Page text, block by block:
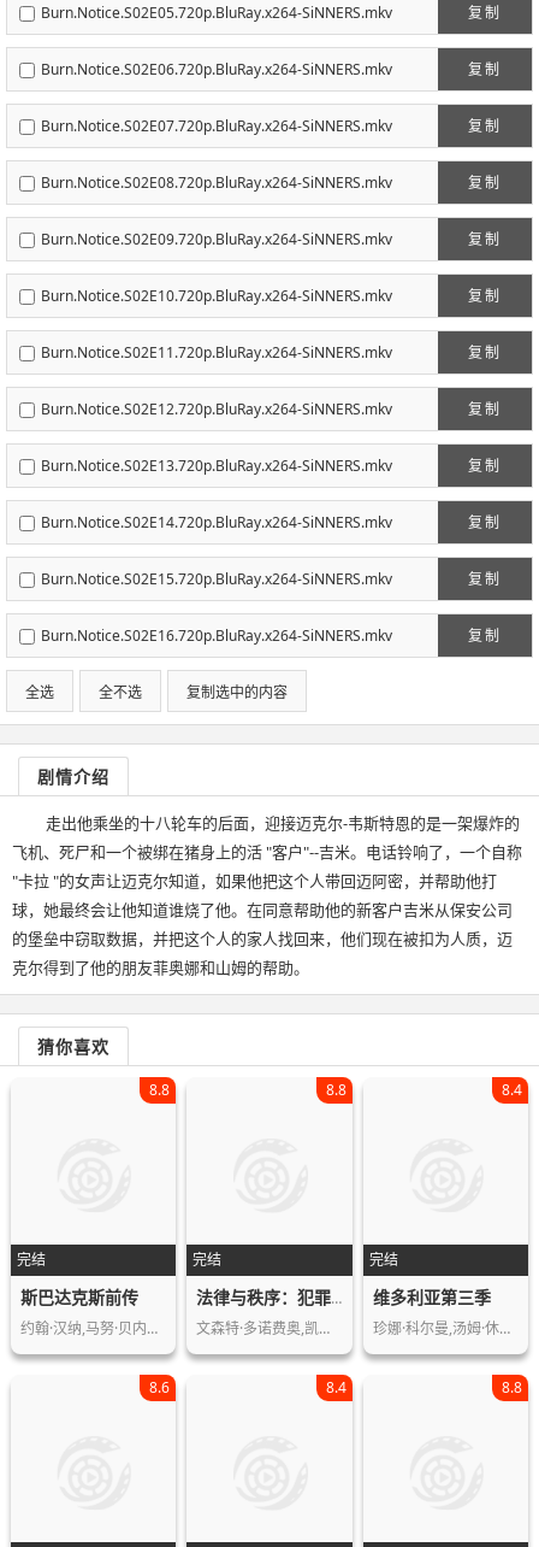
复制
Burn.Notice.S02E05.720p.BluRay.x264-SiNNERS.mkv
复制
Burn.Notice.S02E06.720p.BluRay.x264-SiNNERS.mkv
复制
Burn.Notice.S02E07.720p.BluRay.x264-SiNNERS.mkv
复制
Burn.Notice.S02E08.720p.BluRay.x264-SiNNERS.mkv
复制
Burn.Notice.S02E09.720p.BluRay.x264-SiNNERS.mkv
复制
Burn.Notice.S02E10.720p.BluRay.x264-SiNNERS.mkv
复制
Burn.Notice.S02E11.720p.BluRay.x264-SiNNERS.mkv
复制
Burn.Notice.S02E12.720p.BluRay.x264-SiNNERS.mkv
复制
Burn.Notice.S02E13.720p.BluRay.x264-SiNNERS.mkv
复制
Burn.Notice.S02E14.720p.BluRay.x264-SiNNERS.mkv
复制
Burn.Notice.S02E15.720p.BluRay.x264-SiNNERS.mkv
复制
Burn.Notice.S02E16.720p.BluRay.x264-SiNNERS.mkv
全选 全不选 复制选中的内容
剧情介绍
走出他乘坐的十八轮车的后面，迎接迈克尔-韦斯特恩的是一架爆炸的
飞机、死尸和一个被绑在猪身上的活 "客户"--吉米。电话铃响了，一个自称
"卡拉 "的女声让迈克尔知道，如果他把这个人带回迈阿密，并帮助他打
球，她最终会让他知道谁烧了他。在同意帮助他的新客户吉米从保安公司
的堡垒中窃取数据，并把这个人的家人找回来，他们现在被扣为人质，迈
克尔得到了他的朋友菲奥娜和山姆的帮助。
猜你喜欢
完结
8.8
斯巴达克斯前传
约翰·汉纳,马努·贝内特,彼得·门萨,…
完结
8.8
法律与秩序：犯罪倾向第十季
文森特·多诺费奥,凯瑟琳·厄布,杰伊·…
完结
8.4
维多利亚第三季
珍娜·科尔曼,汤姆·休斯,阿德里安·席…
8.6 8.4 8.8